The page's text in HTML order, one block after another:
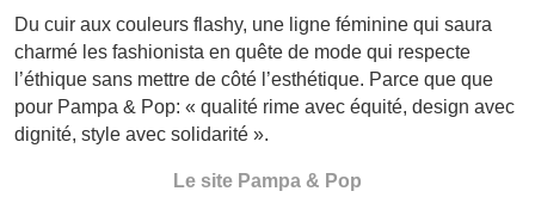
Du cuir aux couleurs flashy, une ligne féminine qui saura
charmé les fashionista en quête de mode qui respecte
l’éthique sans mettre de côté l’esthétique. Parce que que
pour Pampa & Pop: « qualité rime avec équité, design avec
dignité, style avec solidarité ».
Le site Pampa & Pop